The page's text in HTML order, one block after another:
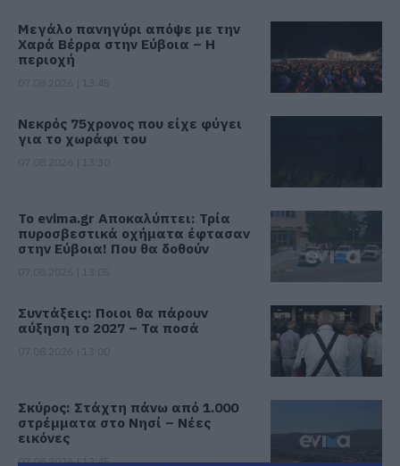
Μεγάλο πανηγύρι απόψε με την
Χαρά Βέρρα στην Εύβοια – Η
περιοχή
Νεκρός 75χρονος που είχε φύγει
για το χωράφι του
Το evima.gr Αποκαλύπτει: Τρία
πυροσβεστικά οχήματα έφτασαν
στην Εύβοια! Που θα δοθούν
Συντάξεις: Ποιοι θα πάρουν
αύξηση το 2027 – Τα ποσά
Σκύρος: Στάχτη πάνω από 1.000
στρέμματα στο Νησί – Νέες
εικόνες
07.08.2026 | 12:45